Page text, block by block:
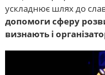
ускладнює шлях до
допомоги сферу
визнають і